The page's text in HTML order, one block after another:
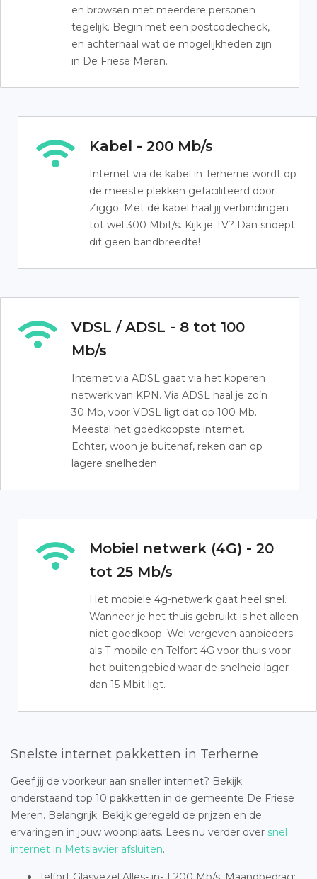
en browsen met meerdere personen
tegelijk. Begin met een postcodecheck,
en achterhaal wat de mogelijkheden zijn
in De Friese Meren.
Kabel - 200 Mb/s
Internet via de kabel in Terherne wordt op
de meeste plekken gefaciliteerd door
Ziggo. Met de kabel haal jij verbindingen
tot wel 300 Mbit/s. Kijk je TV? Dan snoept
dit geen bandbreedte!
VDSL / ADSL - 8 tot 100
Mb/s
Internet via ADSL gaat via het koperen
netwerk van KPN. Via ADSL haal je zo’n
30 Mb, voor VDSL ligt dat op 100 Mb.
Meestal het goedkoopste internet.
Echter, woon je buitenaf, reken dan op
lagere snelheden.
Mobiel netwerk (4G) - 20
tot 25 Mb/s
Het mobiele 4g-netwerk gaat heel snel.
Wanneer je het thuis gebruikt is het alleen
niet goedkoop. Wel vergeven aanbieders
als T-mobile en Telfort 4G voor thuis voor
het buitengebied waar de snelheid lager
dan 15 Mbit ligt.
Snelste internet pakketten in Terherne
Geef jij de voorkeur aan sneller internet? Bekijk
onderstaand top 10 pakketten in de gemeente De Friese
Meren. Belangrijk: Bekijk geregeld de prijzen en de
ervaringen in jouw woonplaats. Lees nu verder over snel
internet in Metslawier afsluiten.